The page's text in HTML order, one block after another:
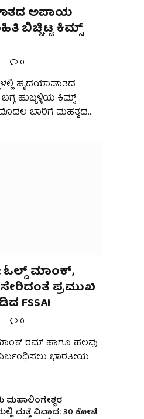
ಅಪಾಯ
ಬಿಚ್ಚಿಟ್ಟ ಕಿಮ್ಸ್
0
ಹೃದಯಾಘಾತದ
ಹುಬ್ಬಳ್ಳಿಯ ಕಿಮ್ಸ್
ಮೊದಲ ಬಾರಿಗೆ ಮಹತ್ವದ…
ಓಲ್ಡ್ ಮಾಂಕ್,
ಪ್ರಮುಖ
FSSAI
0
ರಮ್ ಹಾಗೂ ಹಲವು
ನಿರ್ಬಂಧಿಸಲು ಭಾರತೀಯ
ಮಹಾಲಿಂಗೇಶ್ವರ
ಮತ್ತೆ ವಿವಾದ: 30 ಕೋಟಿ